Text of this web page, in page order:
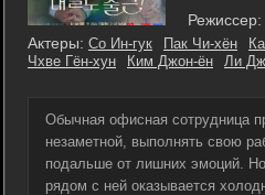
Режиссер:
Актеры: Со Ин-гук Пак Чи-хён
Чхве Гён-хун
Ким Джон-ён Ли
Обычная офисная сотрудница
незаметной, выполнять свою
подальше от лишних эмоций.
рядом с ней оказывается